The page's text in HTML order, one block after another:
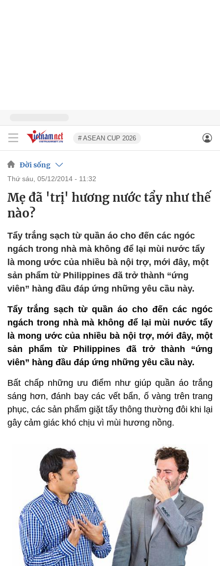
# ASEAN CUP 2026
Đời sống
thứ sáu, 05/12/2014 - 11:32
Mẹ đã 'trị' hương nước tẩy như thế
nào?
Tẩy trắng sạch từ quần áo cho đến các ngóc
ngách trong nhà mà không để lại mùi nước tẩy
là mong ước của nhiều bà nội trợ, mới đây, một
sản phẩm từ Philippines đã trở thành “ứng
viên” hàng đầu đáp ứng những yêu cầu này.
Tẩy trắng sạch từ quần áo cho đến các ngóc
ngách trong nhà mà không để lại mùi nước tẩy
là mong ước của nhiều bà nội trợ, mới đây, một
sản phẩm từ Philippines đã trở thành “ứng
viên” hàng đầu đáp ứng những yêu cầu này.
Bất chấp những ưu điểm như giúp quần áo trắng
sáng hơn, đánh bay các vết bẩn, ố vàng trên trang
phục, các sản phẩm giặt tẩy thông thường đôi khi lại
gây cảm giác khó chịu vì mùi hương nồng.